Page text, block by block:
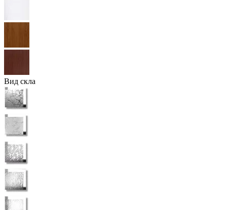
Вид скла